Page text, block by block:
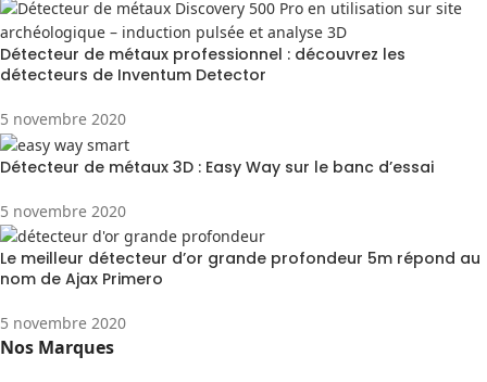
Détecteur de métaux professionnel : découvrez les
détecteurs de Inventum Detector
5 novembre 2020
Détecteur de métaux 3D : Easy Way sur le banc d’essai
5 novembre 2020
Le meilleur détecteur d’or grande profondeur 5m répond au
nom de Ajax Primero
5 novembre 2020
Nos Marques